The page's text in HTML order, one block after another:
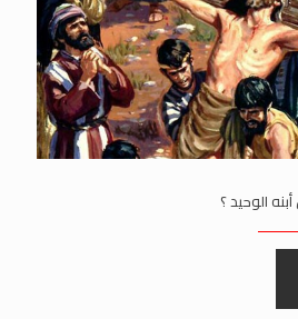
الوحيد ؟